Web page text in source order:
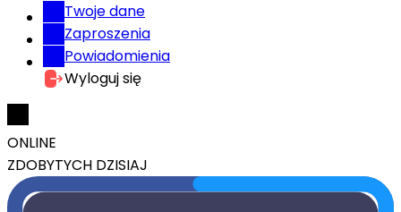
Twoje dane
Zaproszenia
Powiadomienia
Wyloguj się
ONLINE
ZDOBYTYCH DZISIAJ